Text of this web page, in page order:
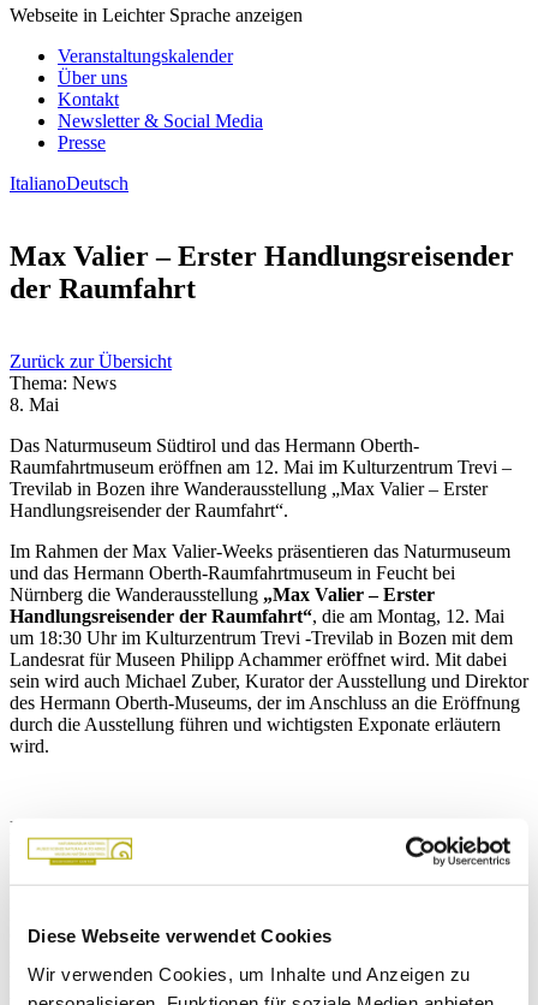
Diese Webseite verwendet Cookies
Wir verwenden Cookies, um Inhalte und Anzeigen zu
Webseite in Leichter Sprache anzeigen
Veranstaltungskalender
Über uns
Kontakt
Newsletter & Social Media
Presse
ItalianoDeutsch
Max Valier – Erster Handlungsreisender
der Raumfahrt
Zurück zur Übersicht
Thema: News
8. Mai
Das Naturmuseum Südtirol und das Hermann Oberth-
Raumfahrtmuseum eröffnen am 12. Mai im Kulturzentrum Trevi –
Trevilab in Bozen ihre Wanderausstellung „Max Valier – Erster
Handlungsreisender der Raumfahrt“.
Im Rahmen der Max Valier-Weeks präsentieren das Naturmuseum
und das Hermann Oberth-Raumfahrtmuseum in Feucht bei
Nürnberg die Wanderausstellung „Max Valier – Erster
Handlungsreisender der Raumfahrt“, die am Montag, 12. Mai
um 18:30 Uhr im Kulturzentrum Trevi -Trevilab in Bozen mit dem
Landesrat für Museen Philipp Achammer eröffnet wird. Mit dabei
sein wird auch Michael Zuber, Kurator der Ausstellung und Direktor
des Hermann Oberth-Museums, der im Anschluss an die Eröffnung
durch die Ausstellung führen und wichtigsten Exponate erläutern
wird.
Die Ausstellung beleuchtet anhand von Originaldokumenten,
historischen Fotografien, Modellen und
Medieninstallationen das Leben und Wirken des Bozner
Raumfahrtpioniers Max Valier (1895-1930). Als
Oberths brachte Valier nicht nur revolutionäre Ideen zu Papier,
tragischen Tod bei einem Experiment im Jahr 1930. Die Schau
würdigt ihn als Grenzgänger zwischen Wissenschaft, Technik und